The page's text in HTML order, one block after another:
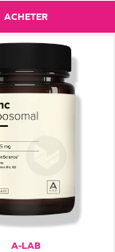
ACHETER
A-LAB